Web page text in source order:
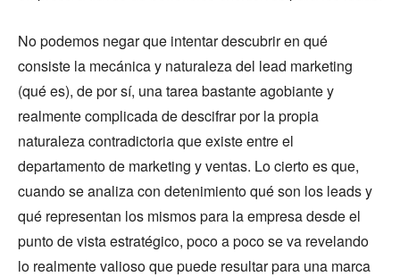
No podemos negar que intentar descubrir en qué
consiste la mecánica y naturaleza del lead marketing
(qué es), de por sí, una tarea bastante agobiante y
realmente complicada de descifrar por la propia
naturaleza contradictoria que existe entre el
departamento de marketing y ventas. Lo cierto es que,
cuando se analiza con detenimiento qué son los leads y
qué representan los mismos para la empresa desde el
punto de vista estratégico, poco a poco se va revelando
lo realmente valioso que puede resultar para una marca